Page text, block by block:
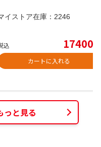
イストア在庫： 2246
込 17400
カートに入れる
っと見る